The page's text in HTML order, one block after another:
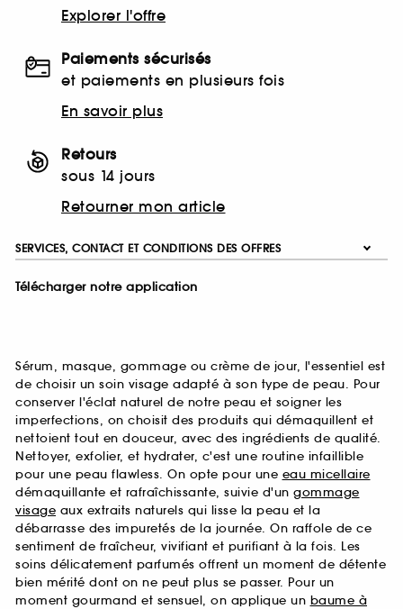
Explorer l'offre
Paiements sécurisés
et paiements en plusieurs fois
En savoir plus
Retours
sous 14 jours
Retourner mon article
SERVICES, CONTACT ET CONDITIONS DES OFFRES
Télécharger notre application
Sérum, masque, gommage ou crème de jour, l'essentiel est
de choisir un soin visage adapté à son type de peau. Pour
conserver l'éclat naturel de notre peau et soigner les
imperfections, on choisit des produits qui démaquillent et
nettoient tout en douceur, avec des ingrédients de qualité.
Nettoyer, exfolier, et hydrater, c'est une routine infaillible
pour une peau flawless. On opte pour une eau micellaire
démaquillante et rafraîchissante, suivie d'un gommage
visage aux extraits naturels qui lisse la peau et la
débarrasse des impuretés de la journée. On raffole de ce
sentiment de fraîcheur, vivifiant et purifiant à la fois. Les
soins délicatement parfumés offrent un moment de détente
bien mérité dont on ne peut plus se passer. Pour un
moment gourmand et sensuel, on applique un baume à